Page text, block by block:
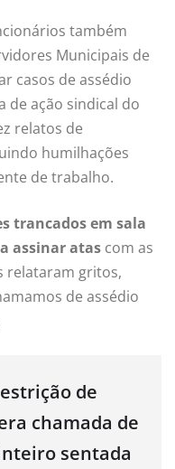
também
Municipais de
casos de assédio
de ação sindical do
relatos de
humilhações
de trabalho.
trancados em sala
assinar atas com as
relataram gritos,
de assédio
de
chamada de
sentada